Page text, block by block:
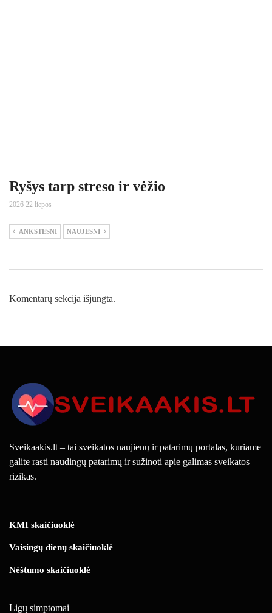
Ryšys tarp streso ir vėžio
2026 22 liepos
ANKSTESNI NAUJESNI
Komentarų sekcija išjungta.
Sveikaakis.lt – tai sveikatos naujienų ir patarimų portalas, kuriame
galite rasti naudingų patarimų ir sužinoti apie galimas sveikatos
rizikas.
KMI skaičiuoklė
Vaisingų dienų skaičiuoklė
Nėštumo skaičiuoklė
Ligų simptomai